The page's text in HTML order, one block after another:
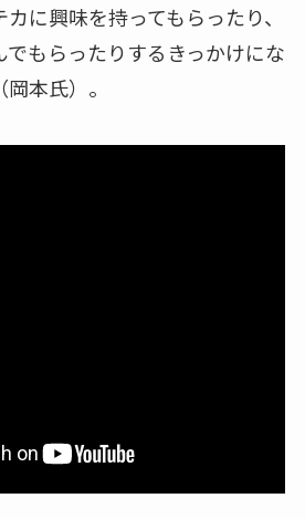
に興味を持ってもらったり、
もらったりするきっかけにな
本氏）。